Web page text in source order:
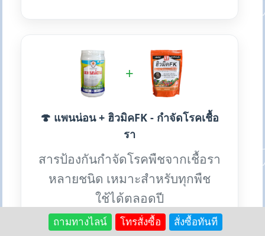
+
🍄 แพนน่อน + ฮิวมิคFK - กำจัดโรคเชื้อ
รา
สารป้องกันกำจัดโรคพืชจากเชื้อรา
หลายชนิด เหมาะสำหรับทุกพืช
ใช้ได้ตลอดปี
✨ ป้องกันโรคพืช:
ถามทางไลน์ โทรสั่งซื้อ สั่งซื้อทันที